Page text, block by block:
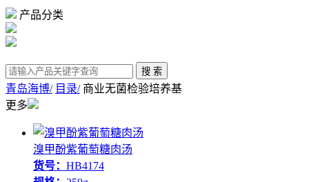
产品分类
青岛海博/ 目录/商业无菌检验培养基
更多
溴甲酚紫葡萄糖肉汤
货号： HB4174